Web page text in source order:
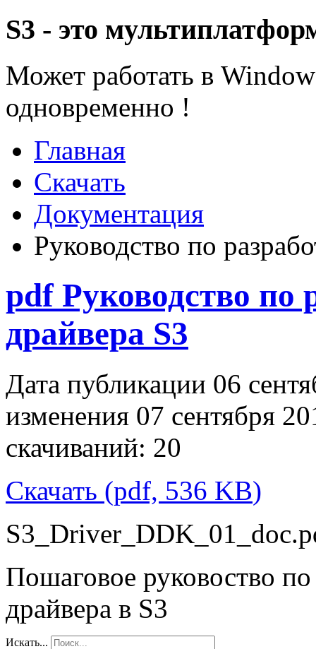
S3 - это
Может работать в
одновременно !
Главная
Скачать
Документация
Руководство по
pdf Руководство по
драйвера S3
Дата публикации 06
изменения 07 сентября
скачиваний: 20
Скачать (pdf, 536 KB)
Пошаговое руковоство по
драйвера в S3
Искать...